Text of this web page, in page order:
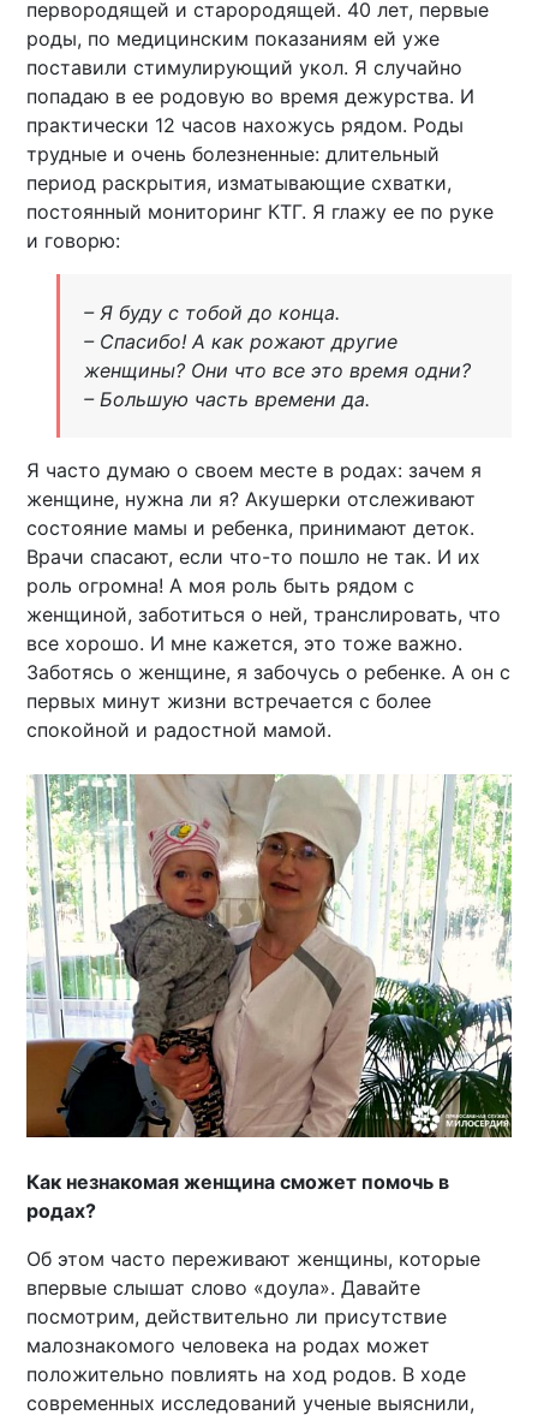
первородящей и старородящей. 40 лет, первые
роды, по медицинским показаниям ей уже
поставили стимулирующий укол. Я случайно
попадаю в ее родовую во время дежурства. И
практически 12 часов нахожусь рядом. Роды
трудные и очень болезненные: длительный
период раскрытия, изматывающие схватки,
постоянный мониторинг КТГ. Я глажу ее по руке
и говорю:
– Я буду с тобой до конца.
– Спасибо! А как рожают другие
женщины? Они что все это время одни?
– Большую часть времени да.
Я часто думаю о своем месте в родах: зачем я
женщине, нужна ли я? Акушерки отслеживают
состояние мамы и ребенка, принимают деток.
Врачи спасают, если что-то пошло не так. И их
роль огромна! А моя роль быть рядом с
женщиной, заботиться о ней, транслировать, что
все хорошо. И мне кажется, это тоже важно.
Заботясь о женщине, я забочусь о ребенке. А он с
первых минут жизни встречается с более
спокойной и радостной мамой.
Как незнакомая женщина сможет помочь в
родах?
Об этом часто переживают женщины, которые
впервые слышат слово «доула». Давайте
посмотрим, действительно ли присутствие
малознакомого человека на родах может
положительно повлиять на ход родов. В ходе
современных исследований ученые выяснили,